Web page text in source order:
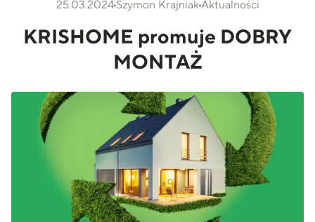
25.03.2024Szymon KrajniakAktualności
KRISHOME promuje DOBRY
MONTAŻ